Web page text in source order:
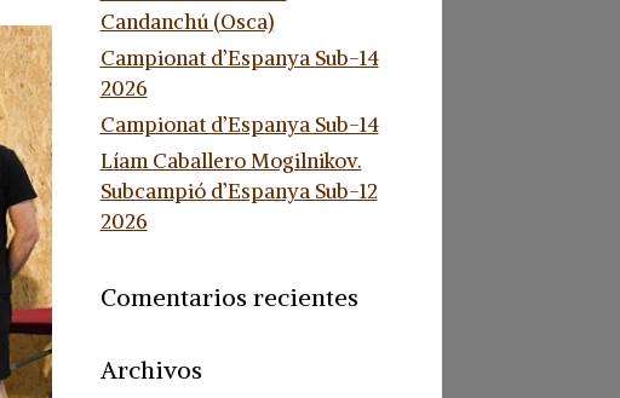
Candanchú (Osca)
Campionat d’Espanya Sub-14
2026
Campionat d’Espanya Sub-14
Líam Caballero Mogilnikov.
Subcampió d’Espanya Sub-12
2026
Comentarios recientes
Archivos